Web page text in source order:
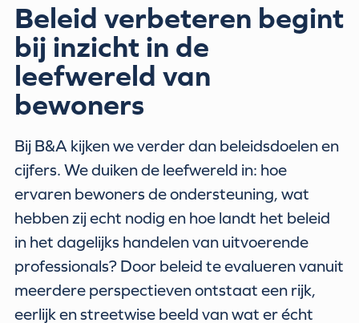
Beleid verbeteren begint
bij inzicht in de
leefwereld van
bewoners
Bij B&A kijken we verder dan beleidsdoelen en
cijfers. We duiken de leefwereld in: hoe
ervaren bewoners de ondersteuning, wat
hebben zij echt nodig en hoe landt het beleid
in het dagelijks handelen van uitvoerende
professionals? Door beleid te evalueren vanuit
meerdere perspectieven ontstaat een rijk,
eerlijk en streetwise beeld van wat er écht